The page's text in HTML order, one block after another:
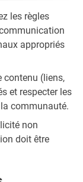
les règles
appropriés
contenu (liens,
et respecter les
communauté.
non
doit être